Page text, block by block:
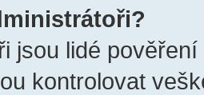
jsou lidé
kontrolovat